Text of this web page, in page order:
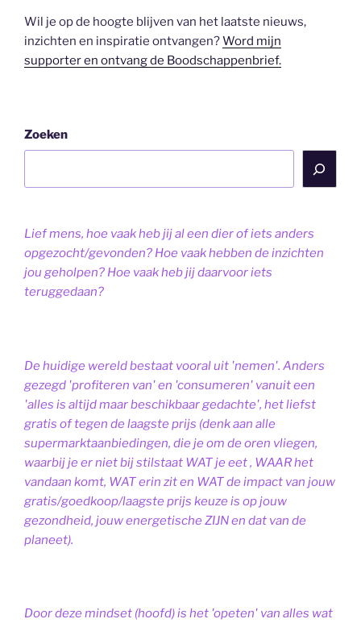
Wil je op de hoogte blijven van het laatste nieuws,
inzichten en inspiratie ontvangen?Word mijn
supporter en ontvang de Boodschappenbrief.
Zoeken
Lief mens, hoe vaak heb jij al een dier of iets anders
opgezocht/gevonden? Hoe vaak hebben de inzichten
jou geholpen? Hoe vaak heb jij daarvoor iets
teruggedaan?
De huidige wereld bestaat vooral uit 'nemen'. Anders
gezegd 'profiteren van' en 'consumeren' vanuit een
'alles is altijd maar beschikbaar gedachte', het liefst
gratis of tegen de laagste prijs (denk aan alle
supermarktaanbiedingen, die je om de oren vliegen,
waarbij je er niet bij stilstaat WAT je eet , WAAR het
vandaan komt, WAT erin zit en WAT de impact van jouw
gratis/goedkoop/laagste prijs keuze is op jouw
gezondheid, jouw energetische ZIJN en dat van de
planeet).
Door deze mindset (hoofd) is het 'opeten' van alles wat